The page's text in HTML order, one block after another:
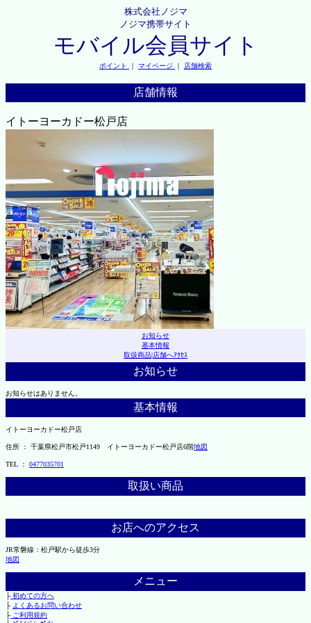
株式会社ノジマ
ノジマ携帯サイト
モバイル会員サイト
ポイント ｜ マイページ ｜ 店舗検索
店舗情報
イトーヨーカドー松戸店
お知らせ
基本情報
取扱商品|店舗へｱｸｾｽ
お知らせ
お知らせはありません。
基本情報
イトーヨーカドー松戸店
住所 ： 千葉県松戸市松戸1149 イトーヨーカドー松戸店6階地図
TEL ： 0477035701
取扱い商品
お店へのアクセス
JR常磐線：松戸駅から徒歩3分
地図
メニュー
├初めての方へ
├ よくあるお問い合わせ
├ご利用規約